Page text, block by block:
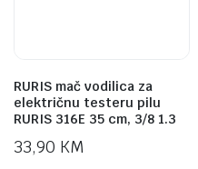
RURIS mač vodilica za
električnu testeru pilu
RURIS 316E 35 cm, 3/8 1.3
33,90 KM